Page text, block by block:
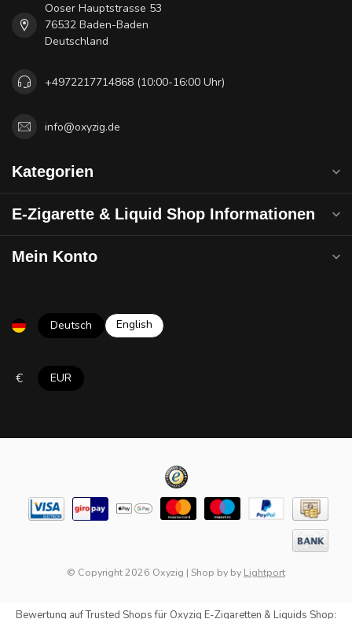
Ooser Hauptstrasse 53
76532 Baden-Baden
Deutschland
+4972217714868 (10:00-16:00 Uhr)
info@oxyzig.de
Kategorien
E-Zigarette & Liquid Shop Informationen
Mein Konto
Deutsch English
€ EUR
© Copyright 2026 Oxyzig | Shop by by Lightport
Bewertung aufTrusted Shopsfür Oxyzig E-Zigaretten & Liquids Shop: